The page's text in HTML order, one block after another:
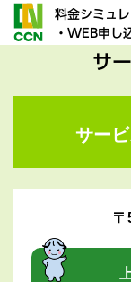
料金シミュ
・WEB申し
サ
サー